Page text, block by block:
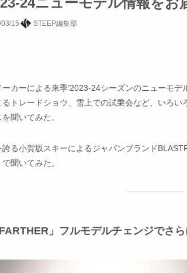
15 STEEP編集部
カーによる来季’2023-24シーズンのニューモ
トレードショウ、雪上での試乗会など、いろ
聞いてみた。
る小賀坂スキーによるジャパンブランド
聞いてみた。
」フルモデルチェンジでさら